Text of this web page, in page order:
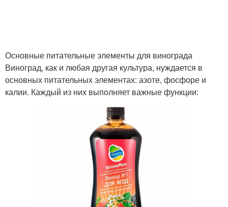
Основные питательные элементы для винограда
Виноград, как и любая другая культура, нуждается в
основных питательных элементах: азоте, фосфоре и
калии. Каждый из них выполняет важные функции: